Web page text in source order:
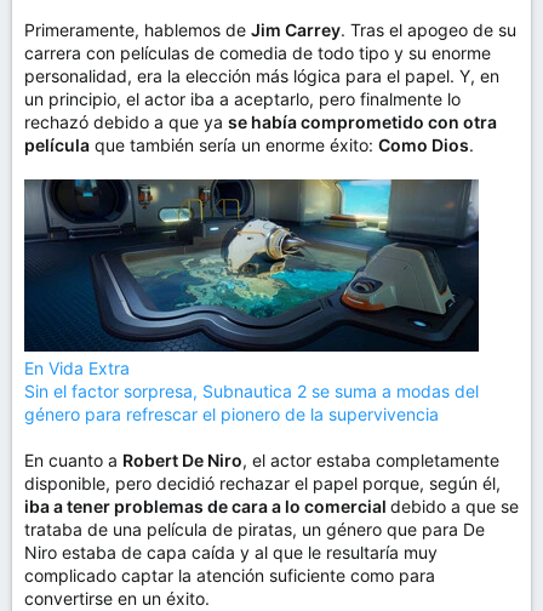
Primeramente, hablemos de Jim Carrey. Tras el apogeo de su
carrera con películas de comedia de todo tipo y su enorme
personalidad, era la elección más lógica para el papel. Y, en
un principio, el actor iba a aceptarlo, pero finalmente lo
rechazó debido a que ya se había comprometido con otra
película que también sería un enorme éxito: Como Dios.
En Vida Extra
Sin el factor sorpresa, Subnautica 2 se suma a modas del
género para refrescar el pionero de la supervivencia
En cuanto a Robert De Niro, el actor estaba completamente
disponible, pero decidió rechazar el papel porque, según él,
iba a tener problemas de cara a lo comercial debido a que se
trataba de una película de piratas, un género que para De
Niro estaba de capa caída y al que le resultaría muy
complicado captar la atención suficiente como para
convertirse en un éxito.